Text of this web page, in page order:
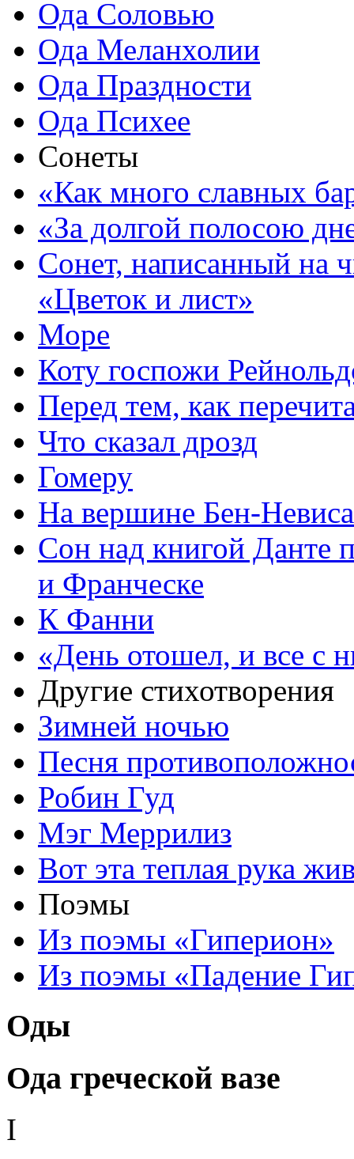
Ода Соловью
Ода Меланхолии
Ода Праздности
Ода Психее
Сонеты
«Как много славных
«За долгой полосою
Сонет, написанный на
«Цветок и лист»
Море
Коту госпожи
Перед тем, как
Что сказал дрозд
Гомеру
На вершине Бен-Невиса
Сон над книгой Данте
и Франческе
К Фанни
«День отошел, и все с
Другие стихотворения
Зимней ночью
Песня
Робин Гуд
Мэг Меррилиз
Вот эта теплая рука
Поэмы
Из поэмы «Гиперион»
Из поэмы «Падение
Оды
Ода греческой вазе
I